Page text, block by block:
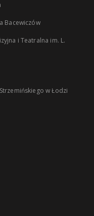
Bacewiczów
i Teatralna im. L.
w Łodzi